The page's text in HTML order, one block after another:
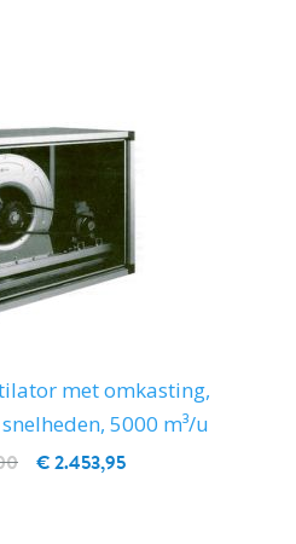
met omkasting,
5000 m³/u
€ 2.453,95